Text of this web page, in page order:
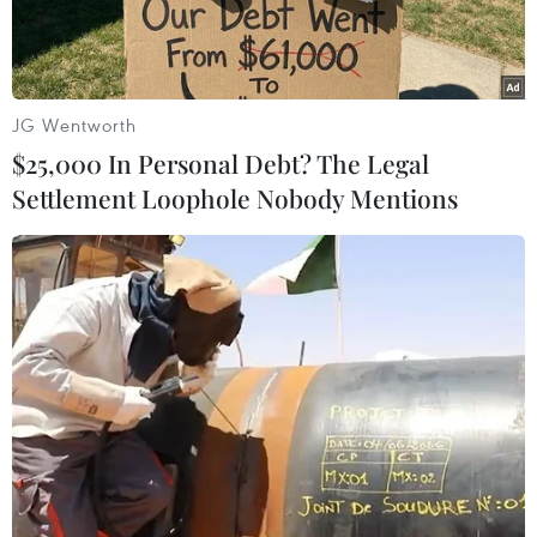
vắcxin.
Vắcxin ngừa COVID-19 do Công ty công nghệ sinh học Sinovac
phát triển được giới thiệu tại Hội chợ Thương mại Dịch vụ quốc
tế Trung Quốc (CIFTIS) ở thủ đô Bắc Kinh ngày 6/9/2020.
(Ảnh: AFP/TTXVN)
JG Wentworth
$25,000 In Personal Debt? The Legal
Settlement Loophole Nobody Mentions